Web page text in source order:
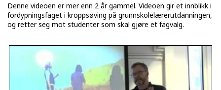
Denne videoen er mer enn 2 år gammel. Videoen gir et innblikk i
fordypningsfaget i kroppsøving på grunnskolelærerutdanningen,
og retter seg mot studenter som skal gjøre et fagvalg.